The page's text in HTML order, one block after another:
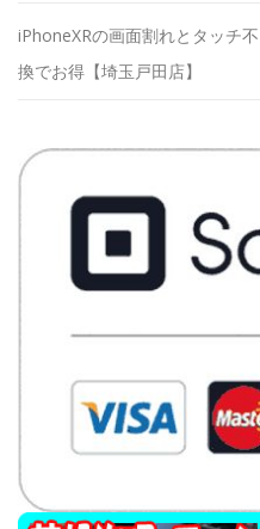
iPhoneXRの画面割れとタッチ
換でお得【埼玉戸田店】